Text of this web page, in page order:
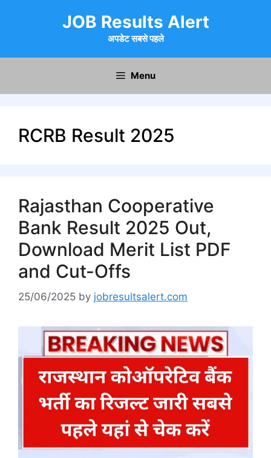
JOB Results Alert
अपडेट सबसे पहले
Menu
RCRB Result 2025
Rajasthan Cooperative
Bank Result 2025 Out,
Download Merit List PDF
and Cut-Offs
25/06/2025 by jobresultsalert.com